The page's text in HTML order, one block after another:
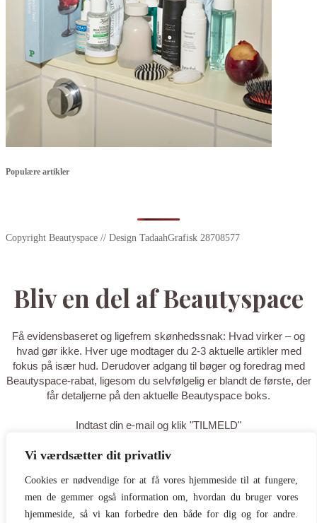
Vi værdsætter dit privatliv
Cookies er nødvendige for at få vores hjemmeside til at fungere,
men de gemmer også information om, hvordan du bruger vores
hjemmeside, så vi kan forbedre den både for dig og for andre.
Populære artikler
Copyright Beautyspace // Design TadaahGrafisk 28708577
Bliv en del af Beautyspace
Få evidensbaseret og ligefrem skønhedssnak: Hvad virker – og
hvad gør ikke. Hver uge modtager du 2-3 aktuelle artikler med
fokus på især hud. Derudover adgang til bøger og foredrag med
Beautyspace-rabat, ligesom du selvfølgelig er blandt de første, der
får detaljerne på den aktuelle Beautyspace boks.
Indtast din e-mail og klik "TILMELD"
TILMELD
Tak for din tilmelding - du er nu på